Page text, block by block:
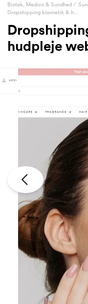
Biotek, Medico & Sundhed/
Dropshipping kosmetik & h...
hudpleje